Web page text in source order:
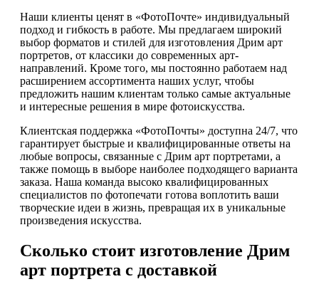
Наши клиенты ценят в «ФотоПочте» индивидуальный
подход и гибкость в работе. Мы предлагаем широкий
выбор форматов и стилей для изготовления Дрим арт
портретов, от классики до современных арт-
направлений. Кроме того, мы постоянно работаем над
расширением ассортимента наших услуг, чтобы
предложить нашим клиентам только самые актуальные
и интересные решения в мире фотоискусства.
Клиентская поддержка «ФотоПочты» доступна 24/7, что
гарантирует быстрые и квалифицированные ответы на
любые вопросы, связанные с Дрим арт портретами, а
также помощь в выборе наиболее подходящего варианта
заказа. Наша команда высоко квалифицированных
специалистов по фотопечати готова воплотить ваши
творческие идеи в жизнь, превращая их в уникальные
произведения искусства.
Сколько стоит изготовление Дрим
арт портрета с доставкой